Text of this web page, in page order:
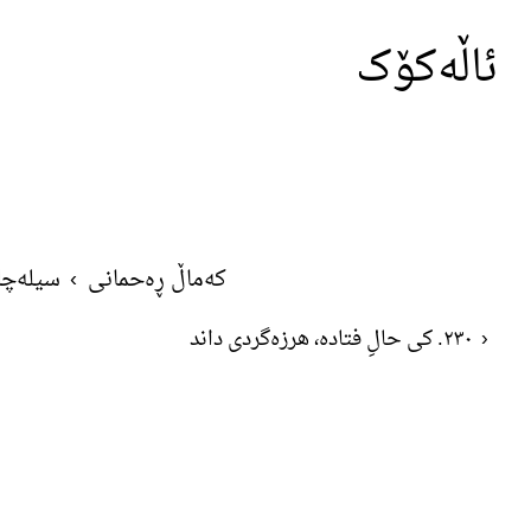
ئاڵەکۆک
کەماڵ ڕەحمانی ›
‹ ٢٣٠. کی حالِ فتاده، هرزه‌گردی داند